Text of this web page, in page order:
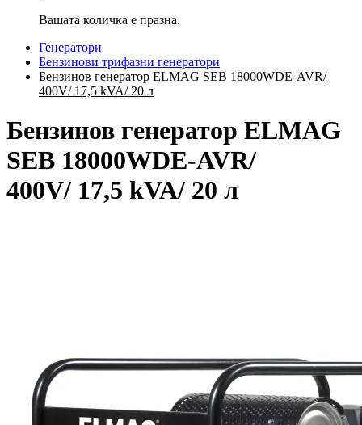
Вашата количка е празна.
Генератори
Бензинови трифазни генератори
Бензинов генератор ELMAG SEB 18000WDE-AVR/
400V/ 17,5 kVA/ 20 л
Бензинов генератор ELMAG
SEB 18000WDE-AVR/
400V/ 17,5 kVA/ 20 л